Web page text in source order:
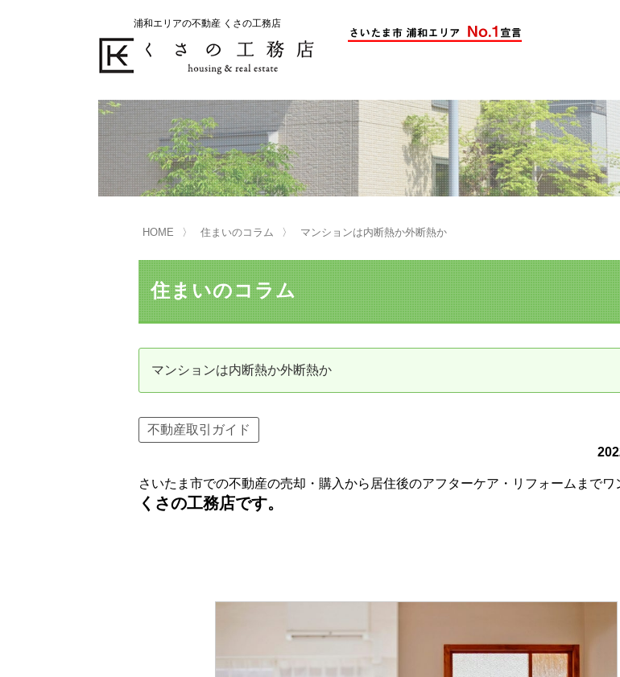
浦和エリアの不動産 くさの工務店
不動産の売却をお考えのお客様
くさの工務店が選ばれる理由 売却活動 売却された
買い替えサポート はじめての売却 不動産売却
不動産の相続 売却前の修繕・リフォーム
売却の流れ（手順）
不動産売却の詳しい流れ
不動産の引き渡し 不動産の残代金の受領について 不動産売却
不動産の購入をお考えのお客様
くさの工務店が選ばれる理由 購入されたお客様の声 不動産購入
住宅ローン控除・消費税について
リニュアル仲介とは
資産価値の減りにくい住宅購入 中古だから安心して購入できる仕組み リニュアル
HOME 住まいのコラム マンションは内断熱か外断熱か
住まいのコラム
マンションは内断熱か外断熱か
不動産取引ガイド
さいたま市での不動産の売却・購入から居住後のアフターケア・リフォームまでワ
くさの工務店です。